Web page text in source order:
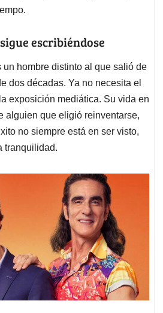
escribiéndose
un hombre distinto al que salió de
dos décadas. Ya no necesita el
exposición mediática. Su vida en
alguien que eligió reinventarse,
no siempre está en ser visto,
tranquilidad.